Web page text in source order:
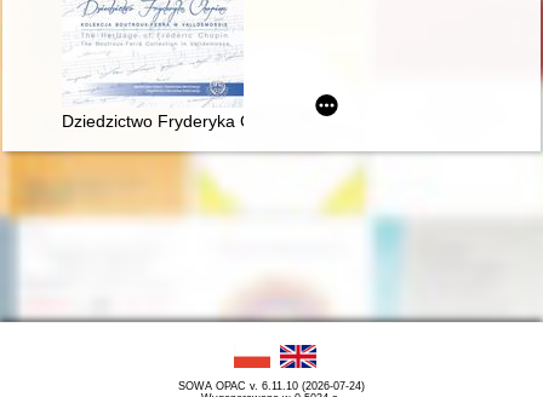
Dziedzictwo Fryderyka Chopina. Kolekcja Boutroux-Ferra w
SOWA OPAC v. 6.11.10 (2026-07-24)